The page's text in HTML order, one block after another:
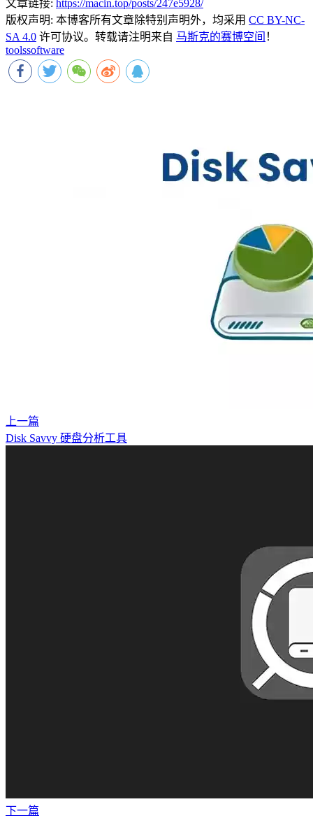
文章链接: https://macin.top/posts/247e5928/
版权声明: 本博客所有文章除特别声明外，均采用 CC BY-NC-
SA 4.0 许可协议。转载请注明来自 马斯克的赛博空间 ！
toolssoftware
上一篇
Disk Savvy 硬盘分析工具
下一篇